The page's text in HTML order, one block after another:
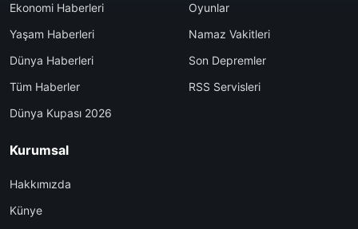
Ekonomi Haberleri
Yaşam Haberleri
Dünya Haberleri
Tüm Haberler
Dünya Kupası 2026
Oyunlar
Namaz Vakitleri
Son Depremler
RSS Servisleri
Kurumsal
Hakkımızda
Künye